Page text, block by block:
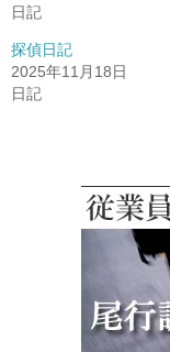
日記
探偵日記
2025年11月18日
日記